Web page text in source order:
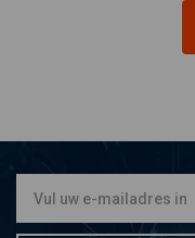
Shocks F 800 GT '13 >